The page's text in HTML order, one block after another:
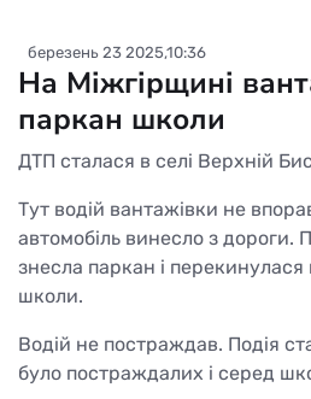
березень 23 2025,10:36
На Міжгірщині
паркан школи
ДТП сталася в селі Верхній
Тут водій вантажівки не
автомобіль винесло з дороги.
знесла паркан і перекинулася
школи.
Водій не постраждав. Подія
було постраждалих і серед